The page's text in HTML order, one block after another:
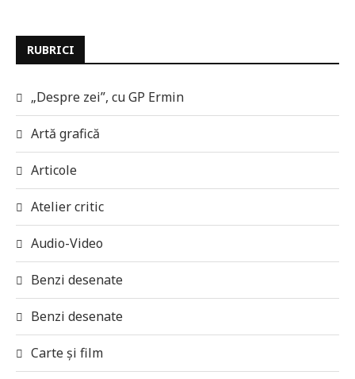
RUBRICI
„Despre zei”, cu GP Ermin
Artă grafică
Articole
Atelier critic
Audio-Video
Benzi desenate
Benzi desenate
Carte și film